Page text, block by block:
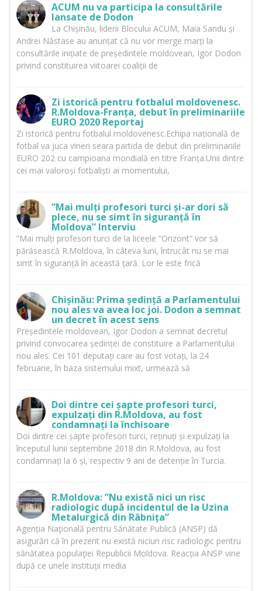
ACUM nu va participa la consultările
lansate de Dodon
La Chișinău, liderii Blocului ACUM, Maia Sandu și
Andrei Năstase au anunțat că nu vor merge marți la
consultările inițiate de președintele moldovean, Igor Dodon
privind constituirea viitoarei coaliții de
Zi istorică pentru fotbalul moldovenesc.
R.Moldova-Franța, debut în preliminariile
EURO 2020 Reportaj
Zi istorică pentru fotbalul moldovenesc.Echipa națională de
fotbal va juca vineri seara partida de debut din preliminariile
EURO 202 cu campioana mondială en titre Franța.Unii dintre
cei mai valoroși fotbaliști ai momentului,
”Mai mulți profesori turci și-ar dori să
plece, nu se simt în siguranță în
Moldova” Interviu
”Mai mulți profesori turci de la liceele ”Orizont” vor să
părăsească R.Moldova, în câteva luni, întrucât nu se mai
simt în siguranță în această țară. Lor le este frică
Chișinău: Prima ședință a Parlamentului
nou ales va avea loc joi. Dodon a semnat
un decret în acest sens
Președintele moldovean, Igor Dodon a semnat decretul
privind convocarea ședinței de constituire a Parlamentului
nou ales. Cei 101 deputați care au fost votați, la 24
februarie, în baza sistemului mixt, urmează să
Doi dintre cei șapte profesori turci,
expulzați din R.Moldova, au fost
condamnați la închisoare
Doi dintre cei șapte profesori turci, reținuți și expulzați la
începutul lunii septembrie 2018 din R.Moldova, au fost
condamnați la 6 și, respectiv 9 ani de detenție în Turcia.
R.Moldova: ”Nu există nici un risc
radiologic după incidentul de la Uzina
Metalurgică din Râbnița”
Agenția Naţională pentru Sănătate Publică (ANSP) dă
asigurări că în prezent nu există niciun risc radiologic pentru
sănătatea populaţiei Republicii Moldova. Reacția ANSP vine
după ce unele instituții media